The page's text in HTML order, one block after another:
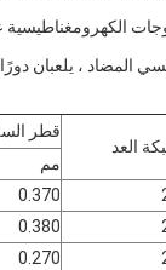
العد
قطر
مم
0.370
0.380
0.270